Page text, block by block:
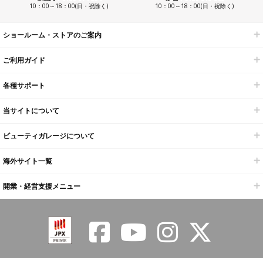
10：00～18：00(日・祝除く) 10：00～18：00(日・祝除く)
ショールーム・ストアのご案内
ご利用ガイド
各種サポート
当サイトについて
ビューティガレージについて
海外サイト一覧
開業・経営支援メニュー